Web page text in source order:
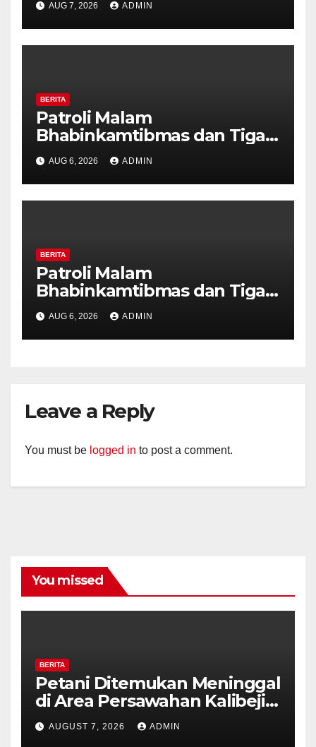
Pastikan Tidak Ada Tanda
Kekerasan
AUG 7, 2026 ADMIN
BERITA
Patroli Malam
Bhabinkamtibmas dan Tiga
Pilar Kelurahan Ungaran
Perkuat Kamtibmas, Warga
Diajak Aktifkan Ronda
AUG 6, 2026 ADMIN
BERITA
Patroli Malam
Bhabinkamtibmas dan Tiga
Pilar Kelurahan Ungaran
Perkuat Kamtibmas, Warga
Diajak Aktifkan Ronda
AUG 6, 2026 ADMIN
Leave a Reply
You must be logged in to post a comment.
You missed
BERITA
Petani Ditemukan Meninggal
di Area Persawahan Kalibeji,
Polisi Pastikan Tidak Ada
Tanda Kekerasan
AUGUST 7, 2026 ADMIN